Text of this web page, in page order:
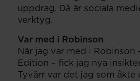
uppdrag. Då är sociala
verktyg.
Var med i Robinson
När jag var med i Robinson
Edition – fick jag nya
Tyvärr var det jag som åkte